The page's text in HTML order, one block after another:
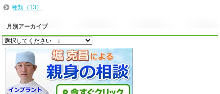
種類（13）
月別アーカイブ